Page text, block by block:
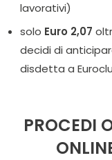
lavorativi)
solo Euro 2,07
decidi di
disdetta a
PROCEDI